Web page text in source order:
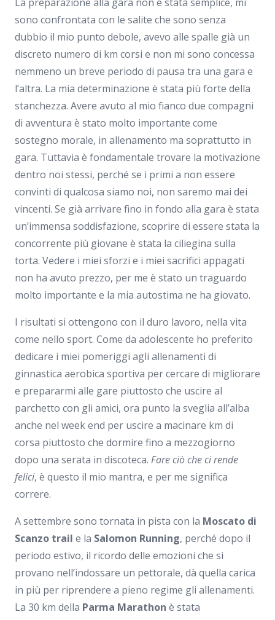
sono confrontata con le salite che sono senza
dubbio il mio punto debole, avevo alle spalle già un
discreto numero di km corsi e non mi sono concessa
nemmeno un breve periodo di pausa tra una gara e
l’altra. La mia determinazione è stata più forte della
stanchezza. Avere avuto al mio fianco due compagni
di avventura è stato molto importante come
sostegno morale, in allenamento ma soprattutto in
gara. Tuttavia è fondamentale trovare la motivazione
dentro noi stessi, perché se i primi a non essere
convinti di qualcosa siamo noi, non saremo mai dei
vincenti. Se già arrivare fino in fondo alla gara è stata
un’immensa soddisfazione, scoprire di essere stata la
concorrente più giovane è stata la ciliegina sulla
torta. Vedere i miei sforzi e i miei sacrifici appagati
non ha avuto prezzo, per me è stato un traguardo
molto importante e la mia autostima ne ha giovato.
I risultati si ottengono con il duro lavoro, nella vita
come nello sport. Come da adolescente ho preferito
dedicare i miei pomeriggi agli allenamenti di
ginnastica aerobica sportiva per cercare di migliorare
e prepararmi alle gare piuttosto che uscire al
parchetto con gli amici, ora punto la sveglia all’alba
anche nel week end per uscire a macinare km di
corsa piuttosto che dormire fino a mezzogiorno
dopo una serata in discoteca. Fare ciò che ci rende
felici, è questo il mio mantra, e per me significa
correre.
A settembre sono tornata in pista con la Moscato di
Scanzo trail e la Salomon Running, perché dopo il
periodo estivo, il ricordo delle emozioni che si
provano nell’indossare un pettorale, dà quella carica
in più per riprendere a pieno regime gli allenamenti.
La 30 km della Parma Marathon è stata